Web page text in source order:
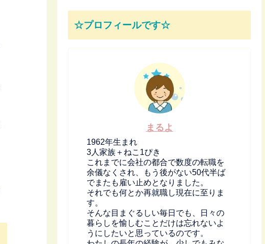
☆プロフィールです☆
まるよ
1962年生まれ
3人家族＋ねこ1ぴき
これまでに会社の都合で数度の転職を
余儀なくされ、もう後がない50代半ば
でまたも雇い止めとなりました。
それでも何とか再就職し現在に至りま
す。
そんな目まぐるしい毎日でも、日々の
暮らしを愉しむことだけは忘れないよ
うにしたいと思っているのです。